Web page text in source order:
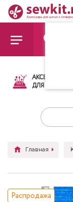
АКСЕССУАРЫ
ДЛЯ ШИТЬЯ
Главная
Распродажа